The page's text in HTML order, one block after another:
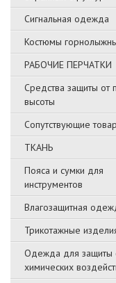
Сигнальная одежда
Костюмы
РАБОЧИЕ ПЕРЧАТКИ
Средства защиты от
высоты
Сопутствующие
ТКАНЬ
Пояса и сумки для
инструментов
Влагозащитная
Трикотажные
Одежда для защиты
химических